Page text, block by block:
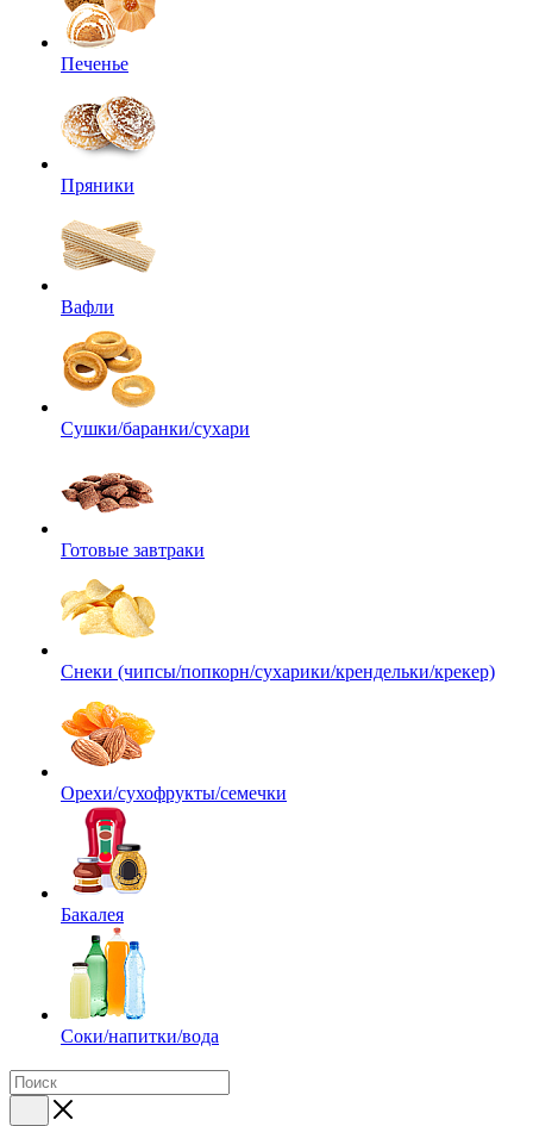
Печенье
Пряники
Вафли
Сушки/баранки/сухари
Готовые завтраки
Снеки (чипсы/попкорн/сухарики/крендельки/крекер)
Орехи/сухофрукты/семечки
Бакалея
Соки/напитки/вода